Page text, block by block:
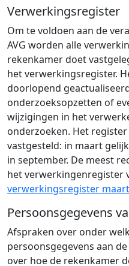
Verwerkingsregister
Om te voldoen aan de
AVG worden alle
rekenkamer doet
het verwerkingsregister.
doorlopend
onderzoeksopzetten of
wijzigingen in het
onderzoeken. Het
vastgesteld: in maart
in september. De meest
het verwerkingenregister
verwerkingsregister
Persoonsgegevens
Afspraken over onder
persoonsgegevens aan
over hoe de rekenkamer